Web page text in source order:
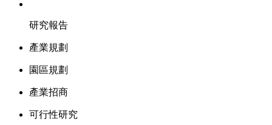
研究報告
產業規劃
園區規劃
產業招商
可行性研究